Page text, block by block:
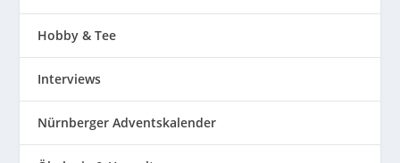
Hobby & Tee
Interviews
Nürnberger Adventskalender